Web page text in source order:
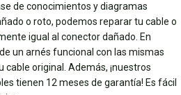
de conocimientos y diagramas
o roto, podemos reparar tu cable o
igual al conector dañado. En
un arnés funcional con las mismas
original. Además, ¡nuestros
tienen 12 meses de garantía! Es fácil